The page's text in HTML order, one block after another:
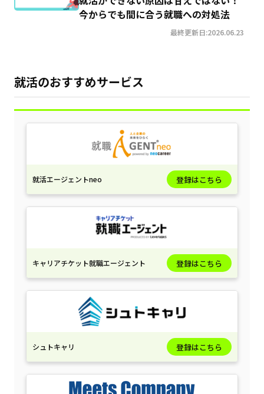
今からでも間に合う就職への対処法
最終更新日:2026.06.23
就活のおすすめサービス
就活エージェントneo 登録はこちら
キャリアチケット就職エージェント 登録はこちら
シュトキャリ 登録はこちら